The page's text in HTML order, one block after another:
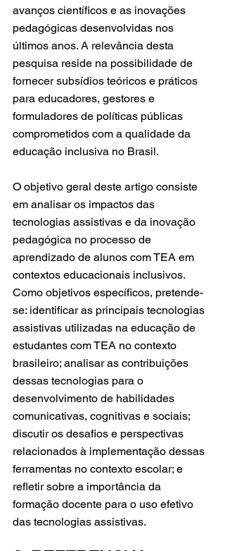
avanços científicos e as inovações
pedagógicas desenvolvidas nos
últimos anos. A relevância desta
pesquisa reside na possibilidade de
fornecer subsídios teóricos e práticos
para educadores, gestores e
formuladores de políticas públicas
comprometidos com a qualidade da
educação inclusiva no Brasil.
O objetivo geral deste artigo consiste
em analisar os impactos das
tecnologias assistivas e da inovação
pedagógica no processo de
aprendizado de alunos com TEA em
contextos educacionais inclusivos.
Como objetivos específicos, pretende-
se: identificar as principais tecnologias
assistivas utilizadas na educação de
estudantes com TEA no contexto
brasileiro; analisar as contribuições
dessas tecnologias para o
desenvolvimento de habilidades
comunicativas, cognitivas e sociais;
discutir os desafios e perspectivas
relacionados à implementação dessas
ferramentas no contexto escolar; e
refletir sobre a importância da
formação docente para o uso efetivo
das tecnologias assistivas.